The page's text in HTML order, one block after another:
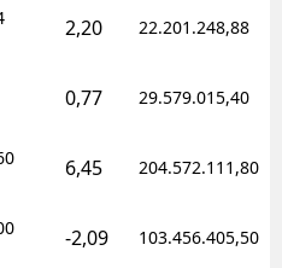
2,20 22.201.248,88
0,77 29.579.015,40
6,45 204.572.111,80
-2,09 103.456.405,50